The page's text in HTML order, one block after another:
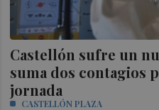
Castellón sufre un
suma dos contagios
jornada
CASTELLÓN PLAZA